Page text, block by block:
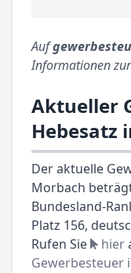
Auf
Informationen
Aktueller
Hebesatz
Der aktuelle
Morbach
Bundesland-
Platz 156,
Rufen Sie
hier
Gewerbesteuer